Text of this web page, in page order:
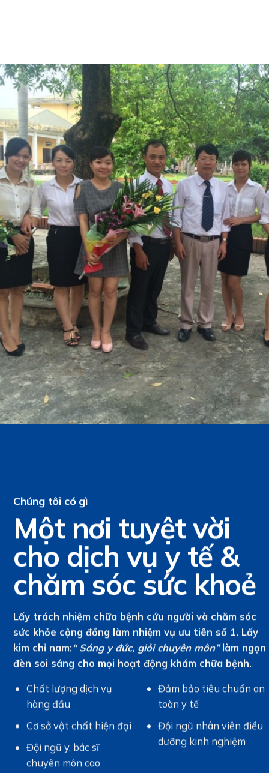
Chúng tôi có gì
Một nơi tuyệt vời
cho dịch vụ y tế &
chăm sóc sức khoẻ
Lấy trách nhiệm chữa bệnh cứu người và chăm sóc
sức khỏe cộng đồng làm nhiệm vụ ưu tiên số 1. Lấy
kim chỉ nam:“ Sáng y đức, giỏi chuyên môn”làm ngọn
đèn soi sáng cho mọi hoạt động khám chữa bệnh.
Chất lượng dịch vụ
hàng đầu
Cơ sở vật chất hiện đại
Đội ngũ y, bác sĩ
chuyên môn cao
Đảm bảo tiêu chuẩn an
toàn y tế
Đội ngũ nhân viên điều
dưỡng kinh nghiệm